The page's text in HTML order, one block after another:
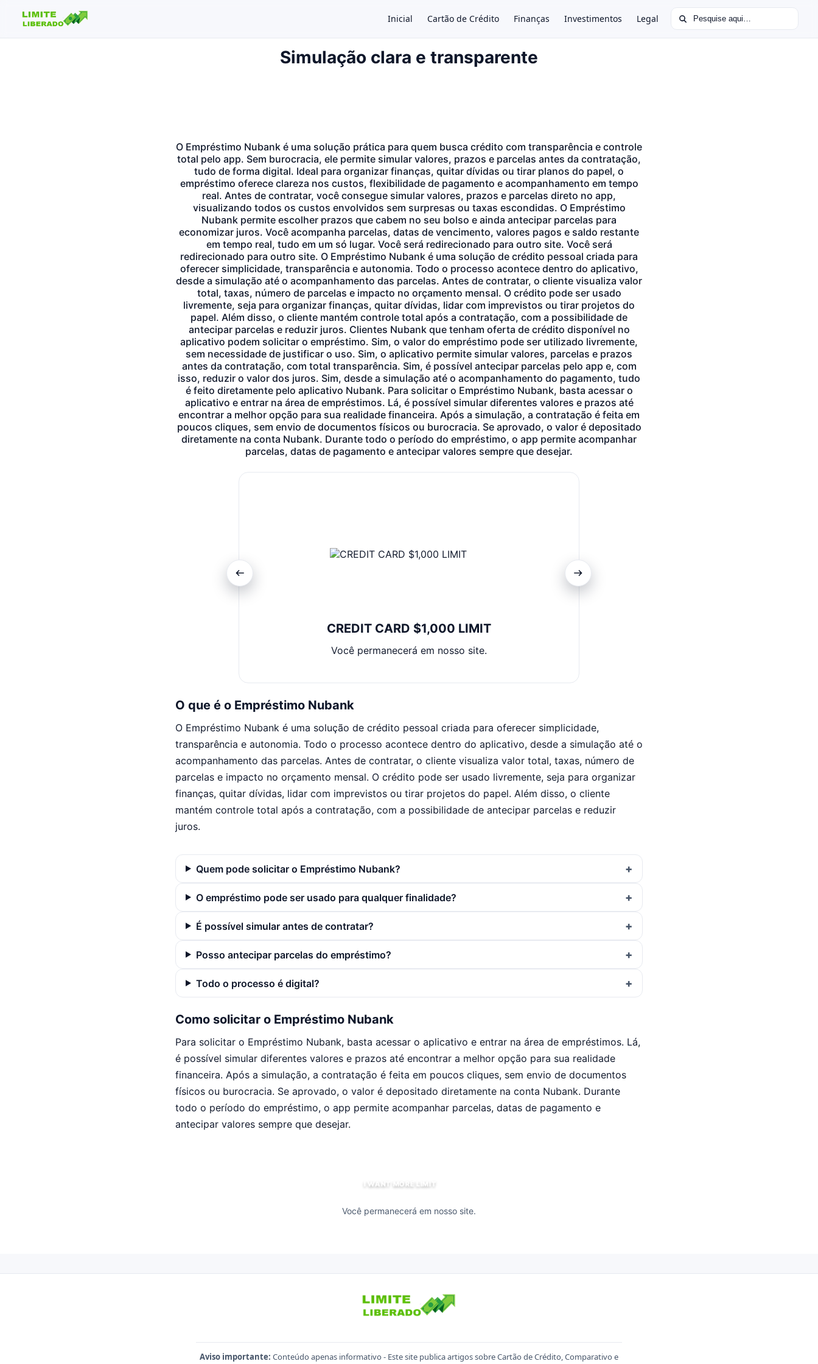
Inicial Cartão de Crédito Finanças Investimentos Legal Buscar por:
Simulação clara e transparente
O Empréstimo Nubank é uma solução prática para quem busca crédito com transparência e controle
total pelo app. Sem burocracia, ele permite simular valores, prazos e parcelas antes da contratação,
tudo de forma digital. Ideal para organizar finanças, quitar dívidas ou tirar planos do papel, o
empréstimo oferece clareza nos custos, flexibilidade de pagamento e acompanhamento em tempo
real. Antes de contratar, você consegue simular valores, prazos e parcelas direto no app,
visualizando todos os custos envolvidos sem surpresas ou taxas escondidas. O Empréstimo
Nubank permite escolher prazos que cabem no seu bolso e ainda antecipar parcelas para
economizar juros. Você acompanha parcelas, datas de vencimento, valores pagos e saldo restante
em tempo real, tudo em um só lugar. Você será redirecionado para outro site. Você será
redirecionado para outro site. O Empréstimo Nubank é uma solução de crédito pessoal criada para
oferecer simplicidade, transparência e autonomia. Todo o processo acontece dentro do aplicativo,
desde a simulação até o acompanhamento das parcelas. Antes de contratar, o cliente visualiza valor
total, taxas, número de parcelas e impacto no orçamento mensal. O crédito pode ser usado
livremente, seja para organizar finanças, quitar dívidas, lidar com imprevistos ou tirar projetos do
papel. Além disso, o cliente mantém controle total após a contratação, com a possibilidade de
antecipar parcelas e reduzir juros. Clientes Nubank que tenham oferta de crédito disponível no
aplicativo podem solicitar o empréstimo. Sim, o valor do empréstimo pode ser utilizado livremente,
sem necessidade de justificar o uso. Sim, o aplicativo permite simular valores, parcelas e prazos
antes da contratação, com total transparência. Sim, é possível antecipar parcelas pelo app e, com
isso, reduzir o valor dos juros. Sim, desde a simulação até o acompanhamento do pagamento, tudo
é feito diretamente pelo aplicativo Nubank. Para solicitar o Empréstimo Nubank, basta acessar o
aplicativo e entrar na área de empréstimos. Lá, é possível simular diferentes valores e prazos até
encontrar a melhor opção para sua realidade financeira. Após a simulação, a contratação é feita em
poucos cliques, sem envio de documentos físicos ou burocracia. Se aprovado, o valor é depositado
diretamente na conta Nubank. Durante todo o período do empréstimo, o app permite acompanhar
parcelas, datas de pagamento e antecipar valores sempre que desejar.
CREDIT CARD $1,000 LIMIT
Você permanecerá em nosso site.
O que é o Empréstimo Nubank
O Empréstimo Nubank é uma solução de crédito pessoal criada para oferecer simplicidade,
transparência e autonomia. Todo o processo acontece dentro do aplicativo, desde a simulação até o
acompanhamento das parcelas. Antes de contratar, o cliente visualiza valor total, taxas, número de
parcelas e impacto no orçamento mensal. O crédito pode ser usado livremente, seja para organizar
finanças, quitar dívidas, lidar com imprevistos ou tirar projetos do papel. Além disso, o cliente
mantém controle total após a contratação, com a possibilidade de antecipar parcelas e reduzir
juros.
Quem pode solicitar o Empréstimo Nubank?
O empréstimo pode ser usado para qualquer finalidade?
É possível simular antes de contratar?
Posso antecipar parcelas do empréstimo?
Todo o processo é digital?
Como solicitar o Empréstimo Nubank
Para solicitar o Empréstimo Nubank, basta acessar o aplicativo e entrar na área de empréstimos. Lá,
é possível simular diferentes valores e prazos até encontrar a melhor opção para sua realidade
financeira. Após a simulação, a contratação é feita em poucos cliques, sem envio de documentos
físicos ou burocracia. Se aprovado, o valor é depositado diretamente na conta Nubank. Durante
todo o período do empréstimo, o app permite acompanhar parcelas, datas de pagamento e
antecipar valores sempre que desejar.
I WANT MORE LIMIT
Você permanecerá em nosso site.
Aviso importante: Conteúdo apenas informativo - Este site publica artigos sobre Cartão de Crédito, Comparativo e